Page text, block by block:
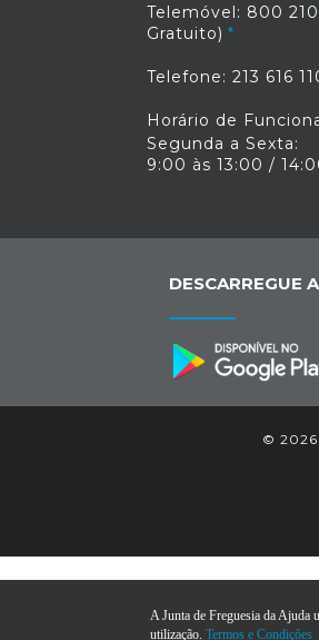
Telemóvel: 800
Gratuito)
Telefone: 213 616
Horário de
Segunda a Sexta:
9:00 às 13:00 /
DESCARREGUE
© 2026
A Junta de Freguesia da Ajuda
utilização. Termos e Condições